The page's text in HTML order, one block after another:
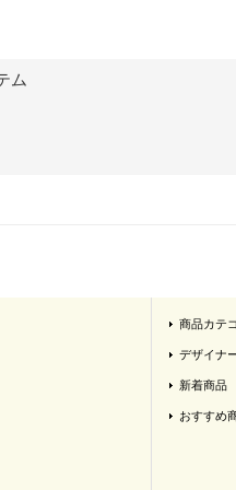
ム
商品カテ
デザイナ
新着商品
おすすめ